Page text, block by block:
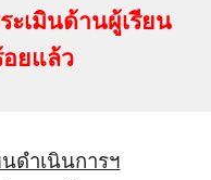
ะเมินด้านผู้เรียน
อยแล้ว
นดำเนินการฯ